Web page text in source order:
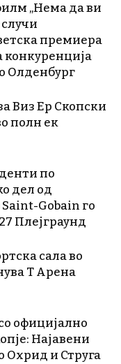
„Нема да ви
премиера
конкуренција
Олденбург
Виз Ер Скопски
полн ек
по
дел од
Saint-Gobain го
Плејграунд
сала во
Т Арена
официјално
Најавени
Охрид и Струга